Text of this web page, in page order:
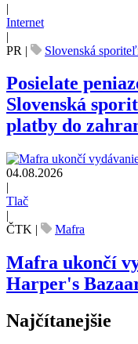
|
Internet
|
PR | Slovenská
Posielate
Slovenská
platby do
04.08.2026
|
Tlač
|
ČTK | Mafra
Mafra ukončí
Harper's
Najčítanejšie